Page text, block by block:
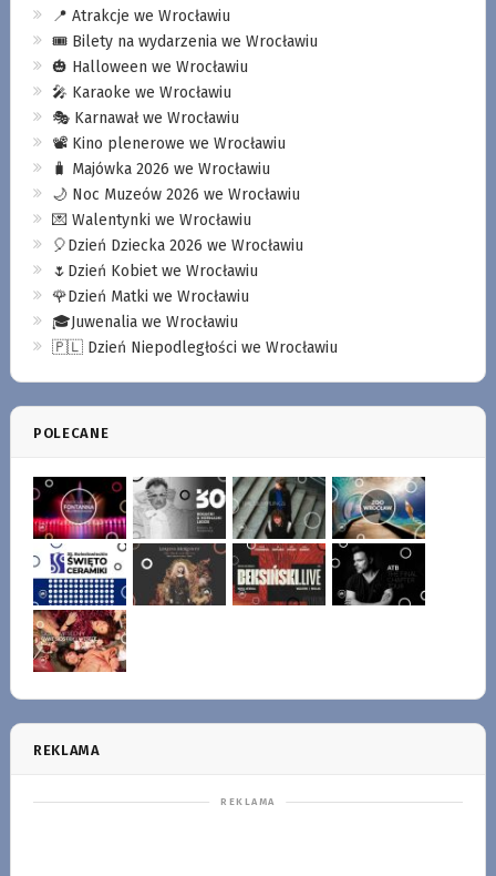
📍 Atrakcje we Wrocławiu
🎟️ Bilety na wydarzenia we Wrocławiu
🎃 Halloween we Wrocławiu
🎤 Karaoke we Wrocławiu
🎭 Karnawał we Wrocławiu
📽️ Kino plenerowe we Wrocławiu
🧳 Majówka 2026 we Wrocławiu
🌙 Noc Muzeów 2026 we Wrocławiu
💌 Walentynki we Wrocławiu
🎈Dzień Dziecka 2026 we Wrocławiu
🌷Dzień Kobiet we Wrocławiu
🌹Dzień Matki we Wrocławiu
🎓Juwenalia we Wrocławiu
🇵🇱 Dzień Niepodległości we Wrocławiu
POLECANE
REKLAMA